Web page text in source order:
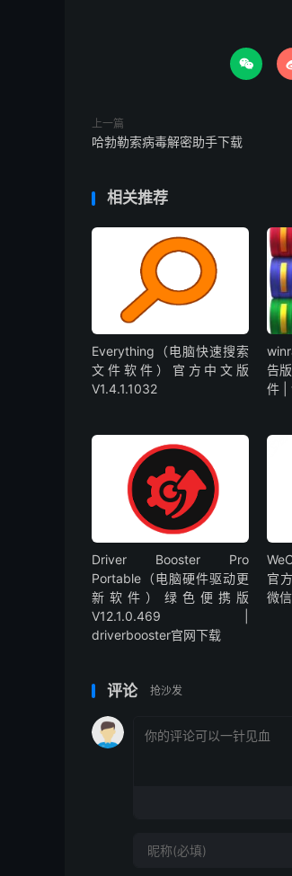

上一篇
哈勃勒索病毒解密助手下载
相关推荐
Everything（电脑快速搜索
文件软件）官方中文版
V1.4.1.1032
告
件 |
Driver Booster Pro
Portable（电脑硬件驱动更
新软件）绿色便携版
V12.1.0.469 |
driverbooster官网下载
官
微
评论 抢沙发